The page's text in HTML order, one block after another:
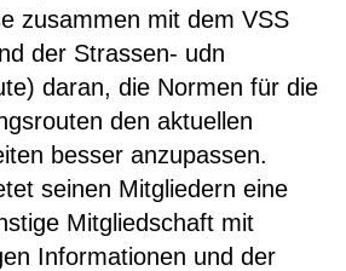
zusammen mit dem VSS
der Strassen- udn
daran, die Normen für die
den aktuellen
besser anzupassen.
seinen Mitgliedern eine
Mitgliedschaft mit
Informationen und der